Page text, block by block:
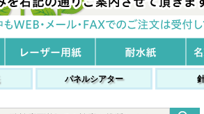
パネルシアター